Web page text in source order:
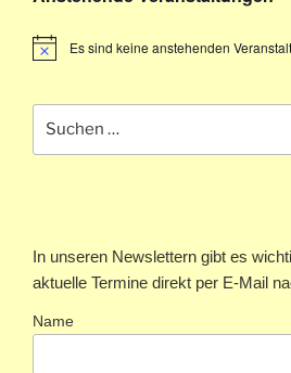
Es sind keine anstehenden
nach:
In unseren Newslettern gibt es
aktuelle Termine direkt per E-Mail
Name